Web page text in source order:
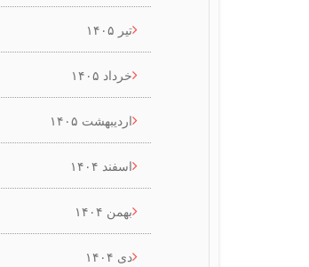
تیر ۱۴۰۵
خرداد ۱۴۰۵
اردیبهشت ۱۴۰۵
اسفند ۱۴۰۴
بهمن ۱۴۰۴
دی ۱۴۰۴